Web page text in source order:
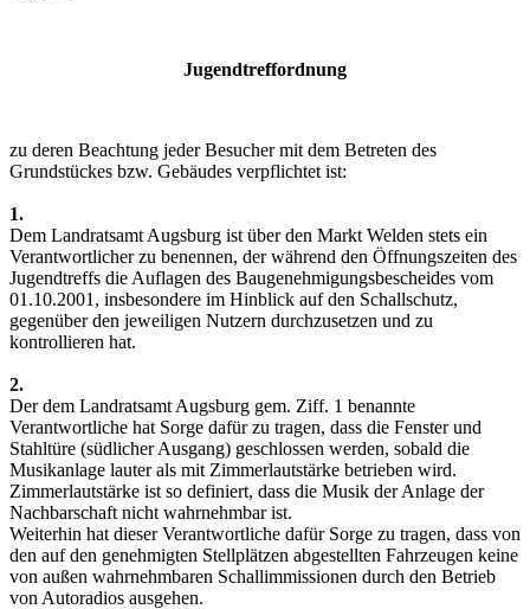
Jugendtreffordnung
zu deren Beachtung jeder Besucher mit dem Betreten des
Grundstückes bzw. Gebäudes verpflichtet ist:
1.
Dem Landratsamt Augsburg ist über den Markt Welden stets ein
Verantwortlicher zu benennen, der während den Öffnungszeiten des
Jugendtreffs die Auflagen des Baugenehmigungsbescheides vom
01.10.2001, insbesondere im Hinblick auf den Schallschutz,
gegenüber den jeweiligen Nutzern durchzusetzen und zu
kontrollieren hat.
2.
Der dem Landratsamt Augsburg gem. Ziff. 1 benannte
Verantwortliche hat Sorge dafür zu tragen, dass die Fenster und
Stahltüre (südlicher Ausgang) geschlossen werden, sobald die
Musikanlage lauter als mit Zimmerlautstärke betrieben wird.
Zimmerlautstärke ist so definiert, dass die Musik der Anlage der
Nachbarschaft nicht wahrnehmbar ist.
Weiterhin hat dieser Verantwortliche dafür Sorge zu tragen, dass von
den auf den genehmigten Stellplätzen abgestellten Fahrzeugen keine
von außen wahrnehmbaren Schallimmissionen durch den Betrieb
von Autoradios ausgehen.